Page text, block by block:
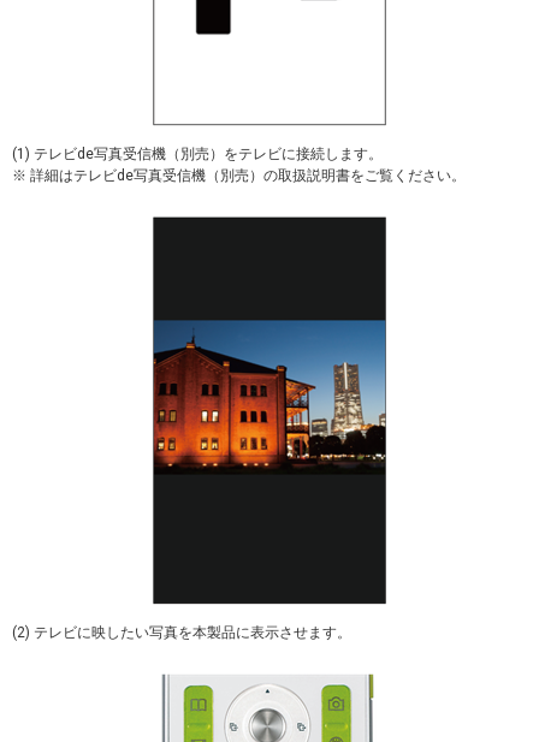
(1) テレビde写真受信機（別売）をテレビに接続します。
※ 詳細はテレビde写真受信機（別売）の取扱説明書をご覧ください。
(2) テレビに映したい写真を本製品に表示させます。